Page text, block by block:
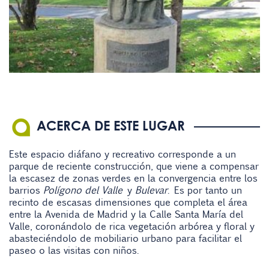
ACERCA DE ESTE LUGAR
Este espacio diáfano y recreativo corresponde a un
parque de reciente construcción, que viene a compensar
la escasez de zonas verdes en la convergencia entre los
barrios Polígono del Valley Bulevar. Es por tanto un
recinto de escasas dimensiones que completa el área
entre la Avenida de Madrid y la Calle Santa María del
Valle, coronándolo de rica vegetación arbórea y floral y
abasteciéndolo de mobiliario urbano para facilitar el
paseo o las visitas con niños.